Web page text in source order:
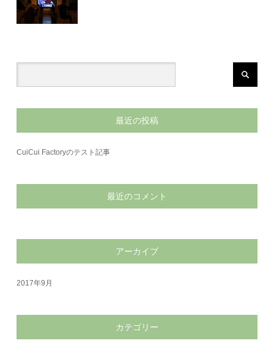
最近の投稿
CuiCui Factoryのテスト記事
最近のコメント
アーカイブ
2017年9月
カテゴリー